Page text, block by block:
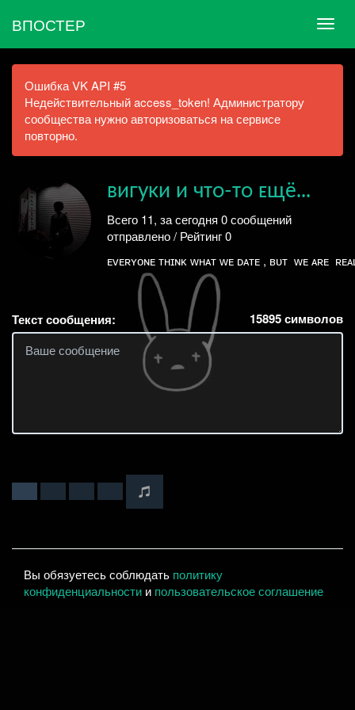
ВПОСТЕР
Ошибка VK API #5
Недействительный access_token! Администратору
сообщества нужно авторизоваться на сервисе
повторно.
ʙигуᴋи и чᴛᴏ-ᴛᴏ ᴇщё...
Всего 11, за сегодня 0 сообщений
отправлено / Рейтинг 0
ᴇᴠᴇʀʏᴏɴᴇ ᴛʜɪɴᴋ ᴡʜᴀᴛ ᴡᴇ ᴅᴀᴛᴇ , ʙᴜᴛ ᴡᴇ ᴀʀᴇ
Текст сообщения: 15895символов
Вы обязуетесь соблюдать политику
конфиденциальности и пользовательское соглашение